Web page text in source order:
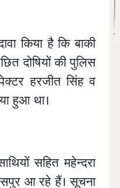
किया है कि बाकी
दोषियों की पुलिस
हरजीत सिंह व
हुआ था।
सहित महेन्दरा
आ रहे हैं। सूचना